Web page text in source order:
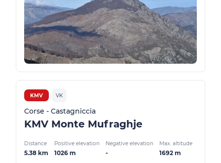
KMV VK
Corse - Castagniccia
KMV Monte Mufraghje
Distance
5.38 km
Positive elevation
1026 m
Negative elevation
-
Max. altitude
1692 m